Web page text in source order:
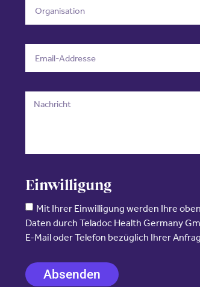
Einwilligung
Mit Ihrer Einwilligung werden Ihre
Daten durch Teladoc Health Germany
E-Mail oder Telefon bezüglich Ihrer
Absenden